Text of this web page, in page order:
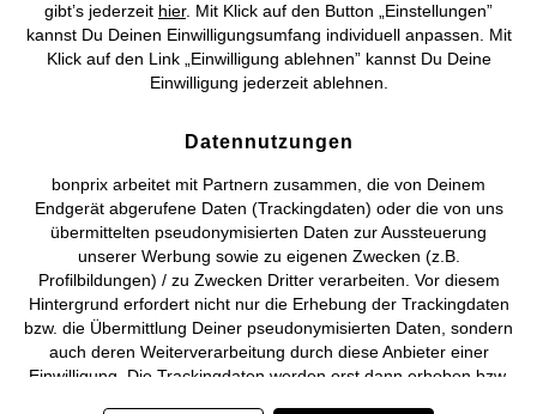
Deutsch
gibt’s jederzeit hier. Mit Klick auf den Button „Einstellungen”
kannst Du Deinen Einwilligungsumfang individuell anpassen. Mit
Klick auf den Link „Einwilligung ablehnen” kannst Du Deine
Einwilligung jederzeit ablehnen.
Datennutzungen
bonprix arbeitet mit Partnern zusammen, die von Deinem
Endgerät abgerufene Daten (Trackingdaten) oder die von uns
übermittelten pseudonymisierten Daten zur Aussteuerung
unserer Werbung sowie zu eigenen Zwecken (z.B.
Profilbildungen) / zu Zwecken Dritter verarbeiten. Vor diesem
Hintergrund erfordert nicht nur die Erhebung der Trackingdaten
bzw. die Übermittlung Deiner pseudonymisierten Daten, sondern
auch deren Weiterverarbeitung durch diese Anbieter einer
Einwilligung. Die Trackingdaten werden erst dann erhoben bzw.